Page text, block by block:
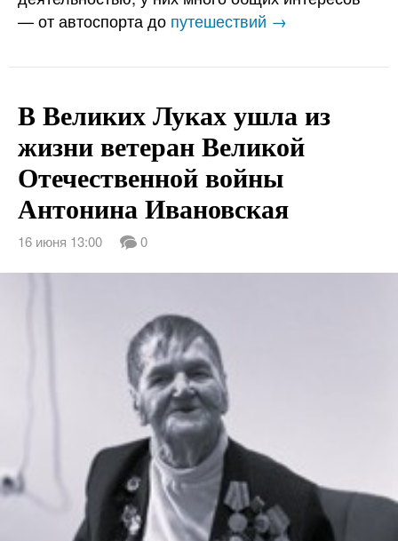
— от автоспорта до путешествий →
В Великих Луках ушла из
жизни ветеран Великой
Отечественной войны
Антонина Ивановская
16 июня 13:00 0